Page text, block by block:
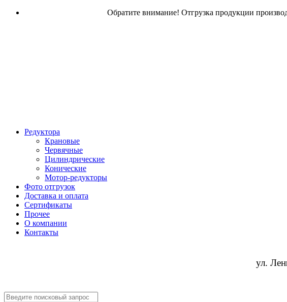
Обратите внимание! Отгрузка продукции
Редуктора
Крановые
Червячные
Цилиндрические
Конические
Мотор-редукторы
Фото отгрузок
Доставка и оплата
Сертификаты
Прочее
О компании
Контакты
ул.